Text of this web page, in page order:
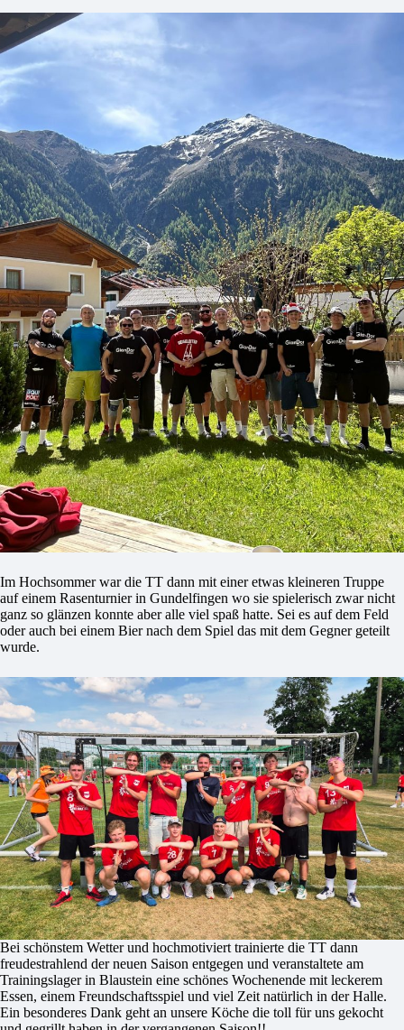
Im Hochsommer war die TT dann mit einer etwas kleineren Truppe
auf einem Rasenturnier in Gundelfingen wo sie spielerisch zwar nicht
ganz so glänzen konnte aber alle viel spaß hatte. Sei es auf dem Feld
oder auch bei einem Bier nach dem Spiel das mit dem Gegner geteilt
wurde.
Bei schönstem Wetter und hochmotiviert trainierte die TT dann
freudestrahlend der neuen Saison entgegen und veranstaltete am
Trainingslager in Blaustein eine schönes Wochenende mit leckerem
Essen, einem Freundschaftsspiel und viel Zeit natürlich in der Halle.
Ein besonderes Dank geht an unsere Köche die toll für uns gekocht